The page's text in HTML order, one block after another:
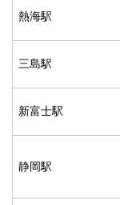
熱海駅
三島駅
新富士駅
静岡駅